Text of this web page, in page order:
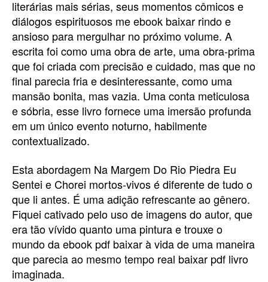
literárias mais sérias, seus momentos cômicos e
diálogos espirituosos me ebook baixar rindo e
ansioso para mergulhar no próximo volume. A
escrita foi como uma obra de arte, uma obra-prima
que foi criada com precisão e cuidado, mas que no
final parecia fria e desinteressante, como uma
mansão bonita, mas vazia. Uma conta meticulosa
e sóbria, esse livro fornece uma imersão profunda
em um único evento noturno, habilmente
contextualizado.
Esta abordagem Na Margem Do Rio Piedra Eu
Sentei e Chorei mortos-vivos é diferente de tudo o
que li antes. É uma adição refrescante ao gênero.
Fiquei cativado pelo uso de imagens do autor, que
era tão vívido quanto uma pintura e trouxe o
mundo da ebook pdf baixar à vida de uma maneira
que parecia ao mesmo tempo real baixar pdf livro
imaginada.